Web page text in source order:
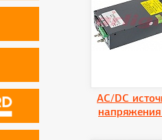
AC/DC